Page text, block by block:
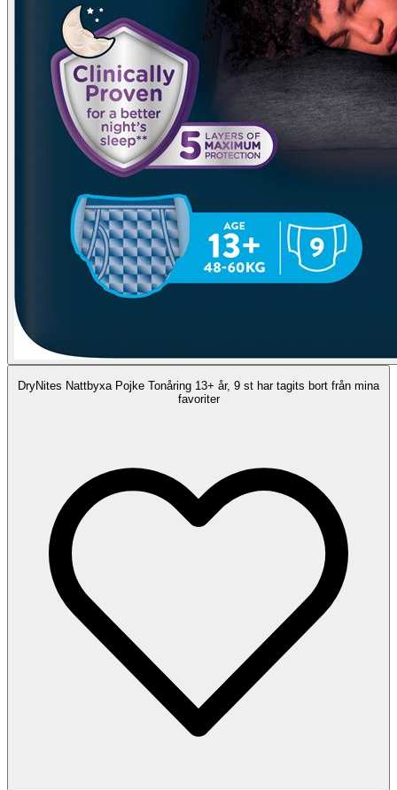
DryNites Nattbyxa Pojke Tonåring 13+ år, 9 st har tagits bort från mina
favoriter